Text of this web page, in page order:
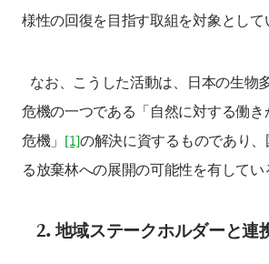
様性の回復を目指す取組を対象として
なお、こうした活動は、日本の生物
危機の一つである「自然に対する働き
危機」
[1]の解決に資するものであり
る放棄林への展開の可能性を有してい
2. 地域ステークホルダーと連